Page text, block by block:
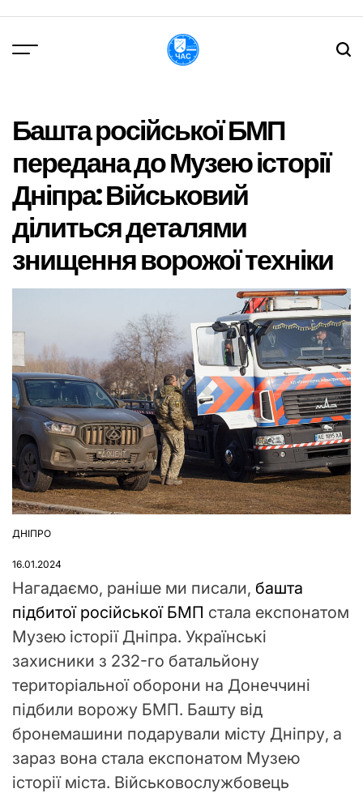
вмісту
Башта російської БМП
передана до Музею історії
Дніпра: Військовий
ділиться деталями
знищення ворожої техніки
ОПУБЛІКУВАТИ
ДНІПРО
16.01.2024
Нагадаємо, раніше ми писали, башта
підбитої російської БМП стала експонатом
Музею історії Дніпра. Українські
захисники з 232-го батальйону
територіальної оборони на Донеччині
підбили ворожу БМП. Башту від
бронемашини подарували місту Дніпру, а
зараз вона стала експонатом Музею
історії міста. Військовослужбовець